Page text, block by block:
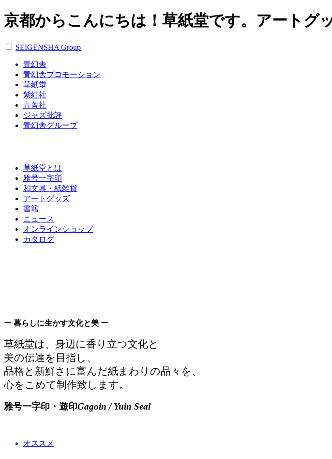
京都からこんにちは！草紙堂です。アートグ
SEIGENSHA Group
青幻舎
青幻舎プロモーション
草紙堂
紫紅社
青菁社
ジャズ批評
青幻舎グループ
草紙堂とは
雅号一字印
和文具・紙雑貨
アートグッズ
書籍
ニュース
オンラインショップ
カタログ
ー 暮らしに生かす文化と美 ー
草紙堂は、身辺に香り立つ文化と
美の伝達を目指し、
品格と新鮮さに富んだ紙まわりの品々を、
心をこめて制作致します。
雅号一字印・遊印Gagoin / Yuin Seal
オススメ